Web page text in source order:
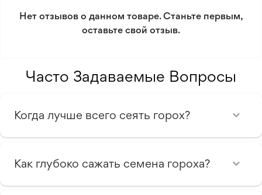
условиям возврата.
Нет отзывов о данном товаре. Станьте первым,
оставьте свой отзыв.
Часто Задаваемые Вопросы
Когда лучше всего сеять горох?
Как глубоко сажать семена гороха?